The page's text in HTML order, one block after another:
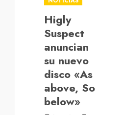
Higly
Suspect
anuncian
su nuevo
disco «As
above, So
below»